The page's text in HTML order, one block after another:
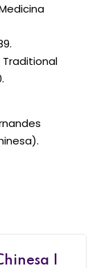
Traditional
|